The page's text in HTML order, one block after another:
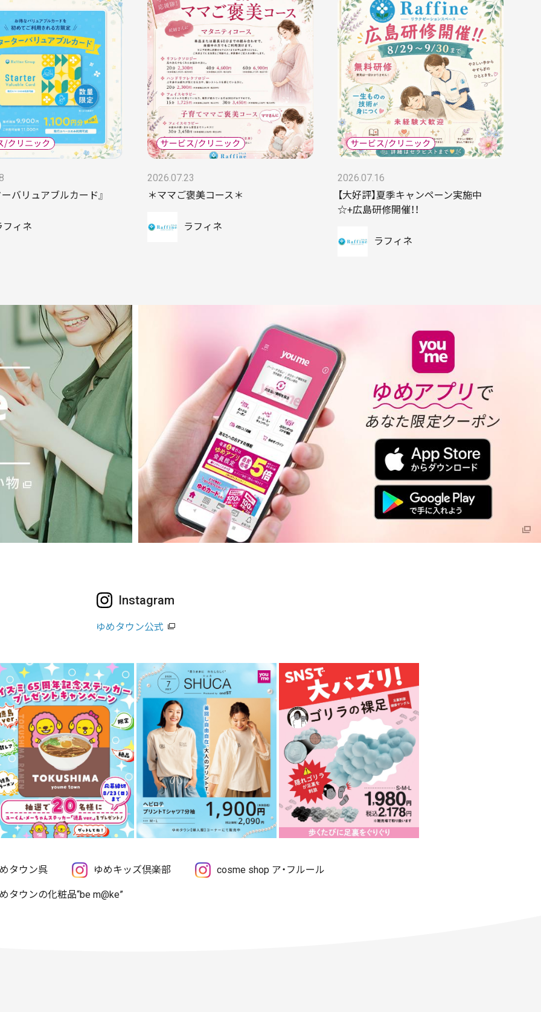
バリュアブルカード』
フィネ
2026.07.23
＊ママご褒美コース＊
ラフィネ
2026.07.16
【大好評】夏季キャンペーン実施中
☆+広島研修開催！！
ラフィネ
Instagram
ゆめタウン公式
タウン呉 ゆめキッズ倶楽部 cosme shop ア・フルール
タウンの化粧品“be m@ke”